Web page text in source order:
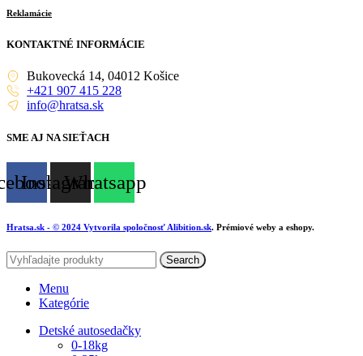
Reklamácie
KONTAKTNÉ INFORMÁCIE
Bukovecká 14, 04012 Košice
+421 907 415 228
info@hratsa.sk
SME AJ NA SIEŤACH
InstagramWhatsapp
Hratsa.sk - © 2024 Vytvorila spoločnosť Alibition.sk. Prémiové weby a eshopy.
Search
Menu
Kategórie
Detské autosedačky
0-18kg